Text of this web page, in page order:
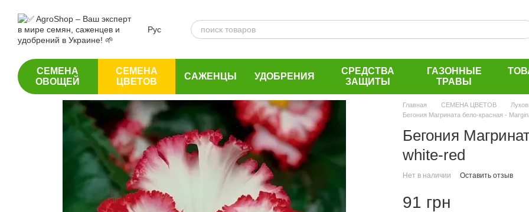
Рус
СЕМЕНА
ОВОЩЕЙ
СЕМЕНА
ЦВЕТОВ
САЖЕНЦЫ УДОБРЕНИЯ
СРЕДСТВА
ЗАЩИТЫ
ГАЗОННЫЕ
ТРАВЫ
Главная СЕМЕНА ЦВЕТОВ
Бегония Магрината бело-красная -
Бегония
white-red
Нет в наличии Оставить отзыв
91 грн